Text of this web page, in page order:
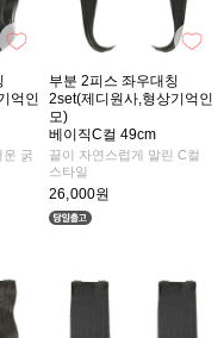
억인
운 굵
부분 2피스 좌우대칭
2set(제디원사,형상기억인
모)
베이직C컬 49cm
끝이 자연스럽게 말린 C컬
스타일
26,000원